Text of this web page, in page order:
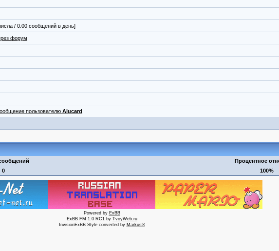
/ 0.00 сообщений в день]
форум
пользователю Alucard
Процентное
0 100%
Powered by ExBB
ExBB FM 1.0 RC1 by TvoyWeb.ru
InvisionExBB Style converted by Markus®